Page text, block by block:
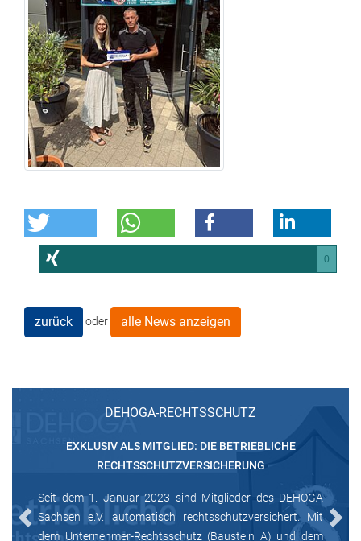
0
zurück oder alle News anzeigen
DEHOGA-RECHTSSCHUTZ
EXKLUSIV ALS MITGLIED: DIE BETRIEBLICHE
RECHTSSCHUTZVERSICHERUNG
Seit dem 1. Januar 2023 sind Mitglieder des DEHOGA
Sachsen e.V. automatisch rechtsschutzversichert. Mit
dem Unternehmer-Rechtsschutz (Baustein A) und dem
Previous Next